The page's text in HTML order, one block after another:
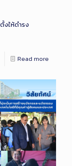
งให้ดำรง
Read more